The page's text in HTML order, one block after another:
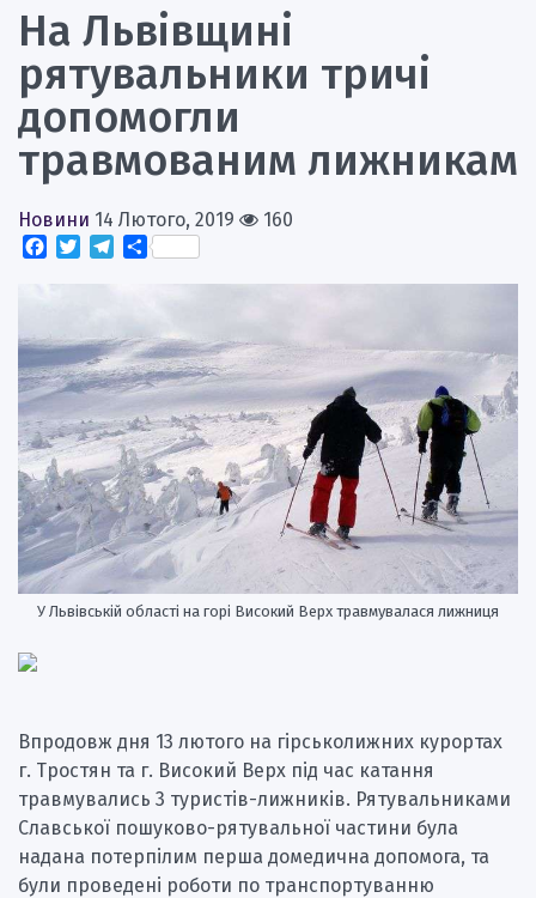
На Львівщині
рятувальники тричі
допомогли
травмованим лижникам
Новини 14 Лютого, 2019
160
Facebook
TwitterTelegram
Поділитися
У Львівській області на горі Високий Верх травмувалася лижниця
Впродовж дня 13 лютого на гірськолижних курортах
г. Тростян та г. Високий Верх під час катання
травмувались 3 туристів-лижників. Рятувальниками
Славської пошуково-рятувальної частини була
надана потерпілим перша домедична допомога, та
були проведені роботи по транспортуванню